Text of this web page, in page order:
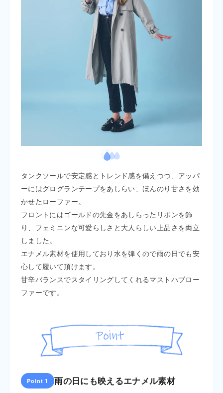
タンクソールで安定感とトレンド感を備えつつ、アッパ
ーにはグログランテープをあしらい、ほんのり甘さを効
かせたローファー。
フロントにはゴールドの先金をあしらったリボンを飾
り、フェミニンな可愛らしさと大人らしい上品さを両立
しました。
エナメル素材を使用しており水を弾くので雨の日でも安
心して履いて頂けます。
甘辛バランスでスタイリングしてくれるマストハブロー
ファーです。
Point 1 雨の日にも映えるエナメル素材